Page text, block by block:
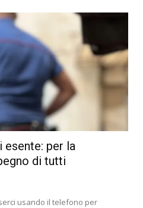
esente: per la
di tutti
usando il telefono per